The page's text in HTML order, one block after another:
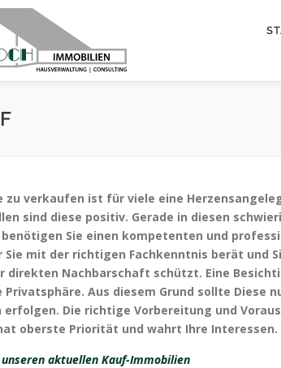
zu verkaufen ist für viele eine
sind diese positiv. Gerade in diesen
Sie einen kompetenten und
Sie mit der richtigen Fachkenntnis berät und
direkten Nachbarschaft schützt. Eine
Privatsphäre. Aus diesem Grund sollte Diese
Die richtige Vorbereitung und
oberste Priorität und wahrt Ihre
aktuellen Kauf-Immobilien